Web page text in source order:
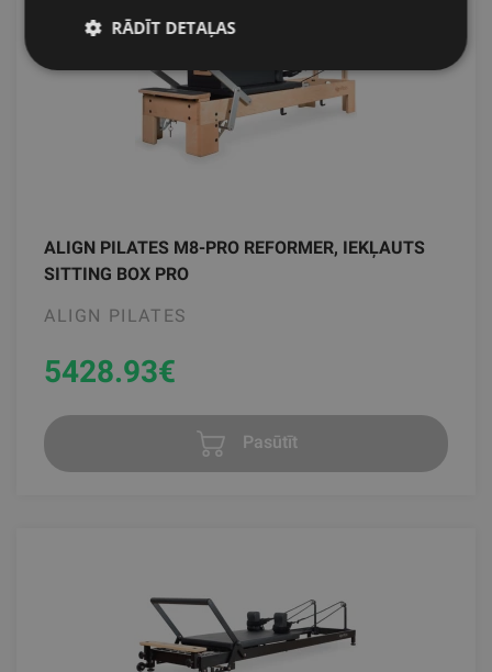
ALIGN PILATES M8-PRO REFORMER, IEKĻAUTS
SITTING BOX PRO
ALIGN PILATES
5428.93€
Pasūtīt
RĀDĪT DETAĻAS